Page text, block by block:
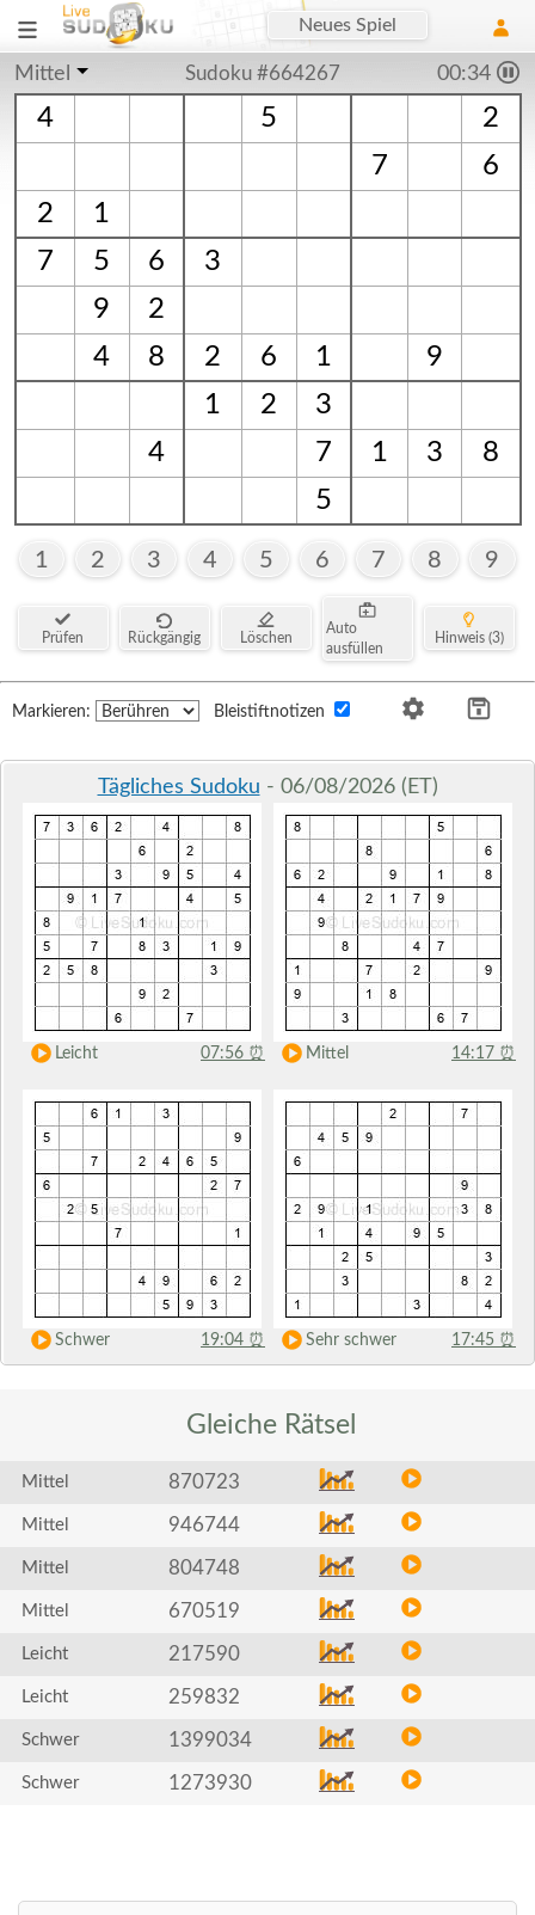
Neues Spiel
Mittel Sudoku #664267 00:34
4 5
2
7
6
2
1
7
5 6
3
9
2
4
8 2 6 1
9
1
2
3
4
7 1 3
8
5
1 2 3 4 5 6 7 8 9
Prüfen Rückgängig Löschen
Auto
ausfüllen
Hinweis (3)
Markieren: Bleistiftnotizen
Tägliches Sudoku - 06/08/2026 (ET)
Leicht 07:56 ⏰ Mittel 14:17 ⏰
Schwer 19:04 ⏰ Sehr schwer 17:45 ⏰
Gleiche Rätsel
Mittel 870723
Mittel 946744
Mittel 804748
Mittel 670519
Leicht 217590
Leicht 259832
Schwer 1399034
Schwer 1273930